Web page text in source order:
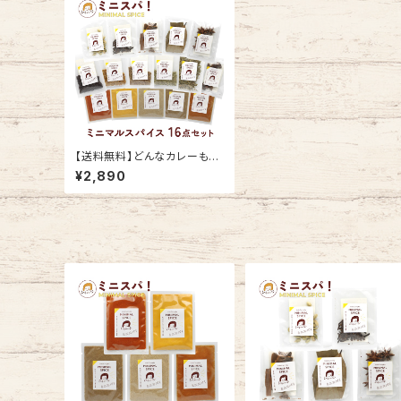
【送料無料】どんなカレーも作
れるスパイス16点セット パ
ウダースパイス&ホールスパイ
ス 16種類 ミニスパ！ MINIM
AL SPICE ★
¥2,890